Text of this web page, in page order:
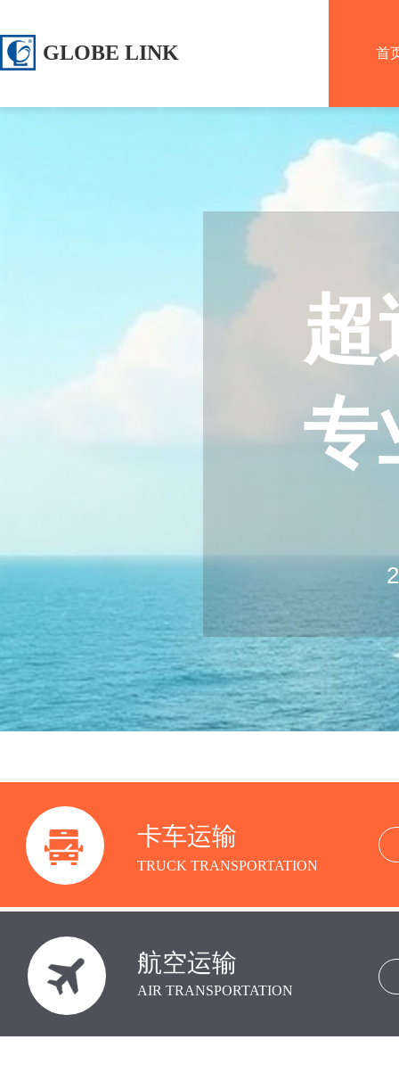
超
专
卡车运输
TRUCK TRANSPORTATION
航空运输
AIR TRANSPORTATION
首
GLOBE LINK
LTD